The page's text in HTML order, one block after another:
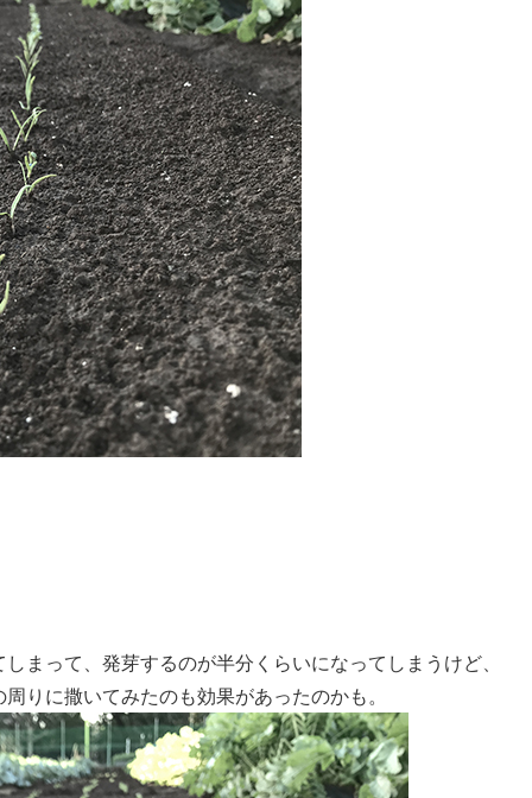
まって、発芽するのが半分くらいになってしまうけど、
りに撒いてみたのも効果があったのかも。